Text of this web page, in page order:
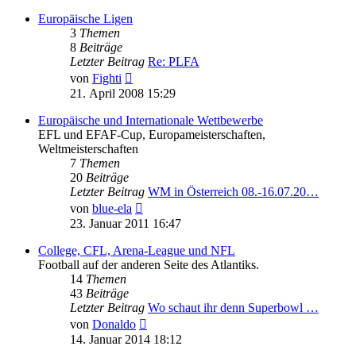
Europäische Ligen
3 Themen
8 Beiträge
Letzter Beitrag Re: PLFA
von Fighti
Beitrag
21. April 2008 15:29
Europäische und Internationale Wettbewerbe
EFL und EFAF-Cup, Europameisterschaften,
Weltmeisterschaften
7 Themen
20 Beiträge
Letzter Beitrag WM in Österreich 08.-16.07.20…
von blue-ela
Beitrag
23. Januar 2011 16:47
College, CFL, Arena-League und NFL
Football auf der anderen Seite des Atlantiks.
14 Themen
43 Beiträge
Letzter Beitrag Wo schaut ihr denn Superbowl …
von Donaldo
Beitrag
14. Januar 2014 18:12